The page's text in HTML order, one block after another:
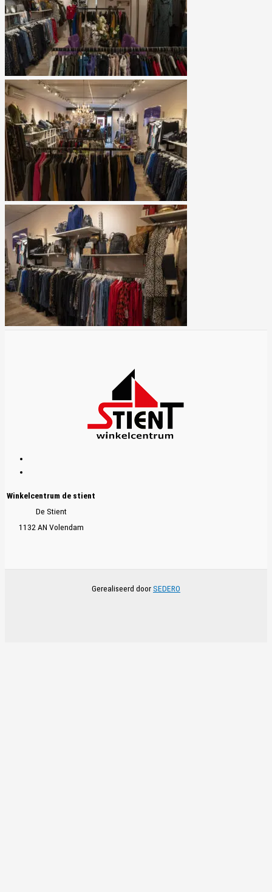
Winkelcentrum de stient
De Stient
1132 AN Volendam
Gerealiseerd doorSEDERO